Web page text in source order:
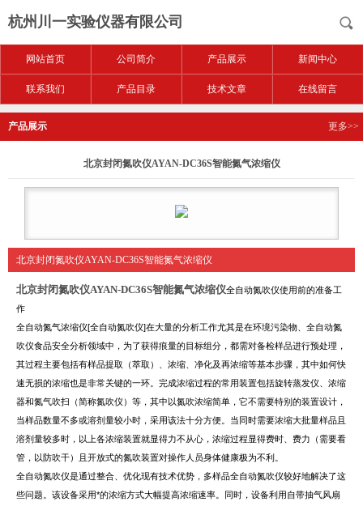
杭州川一实验仪器有限公司
网站首页 公司简介 产品展示 新闻中心
联系我们 产品目录 技术文章 在线留言
产品展示 更多>>
北京封闭氮吹仪AYAN-DC36S智能氮气浓缩仪
北京封闭氮吹仪AYAN-DC36S智能氮气浓缩仪
北京封闭氮吹仪AYAN-DC36S智能氮气浓缩仪全自动氮吹仪使用前的准备工
作
全自动氮气浓缩仪[全自动氮吹仪]在大量的分析工作尤其是在环境污染物、全自动氮
吹仪食品安全分析领域中，为了获得痕量的目标组分，都需对备检样品进行预处理，
其过程主要包括有样品提取（萃取）、浓缩、净化及再浓缩等基本步骤，其中如何快
速无损的浓缩也是非常关键的一环。完成浓缩过程的常用装置包括旋转蒸发仪、浓缩
器和氮气吹扫（简称氮吹仪）等，其中以氮吹浓缩简单，它不需要特别的装置设计，
当样品数量不多或溶剂量较小时，采用该法十分方便。当同时需要浓缩大批量样品且
溶剂量较多时，以上各浓缩装置就显得力不从心，浓缩过程显得费时、费力（需要看
管，以防吹干）且开放式的氮吹装置对操作人员身体健康极为不利。
全自动氮吹仪是通过整合、优化现有技术优势，多样品全自动氮吹仪较好地解决了这
些问题。该设备采用*的浓缩方式大幅提高浓缩速率。同时，设备利用自带抽气风扇